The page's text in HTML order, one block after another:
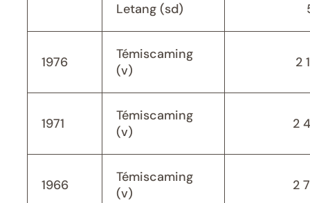
Letang (sd)
1976
Témiscaming
(v)
2
1971
Témiscaming
(v)
2
1966
Témiscaming
(v)
2